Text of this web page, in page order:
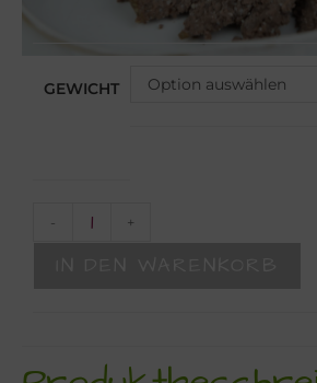
GEWICHT Option auswählen
- +